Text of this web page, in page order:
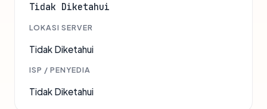
Tidak Diketahui
LOKASI SERVER
Tidak Diketahui
ISP / PENYEDIA
Tidak Diketahui